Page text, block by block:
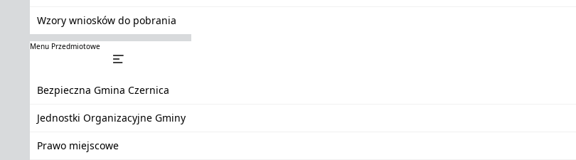
Wzory wniosków do pobrania
Menu Przedmiotowe
Bezpieczna Gmina Czernica
Jednostki Organizacyjne Gminy
Prawo miejscowe